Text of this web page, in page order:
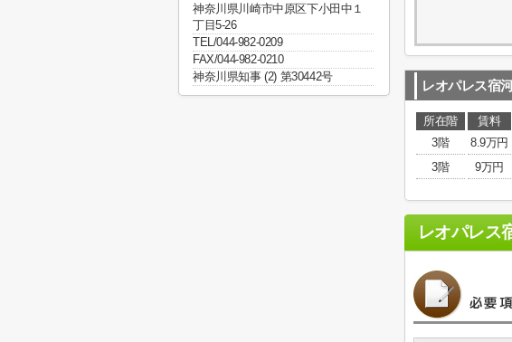
レオパレス宿
所在階 賃料
3階
8.9万円
3階
9万円
レオパレス
神奈川県川崎市中原区下小田中１
丁目5-26
TEL/044-982-0209
FAX/044-982-0210
神奈川県知事 (2) 第30442号